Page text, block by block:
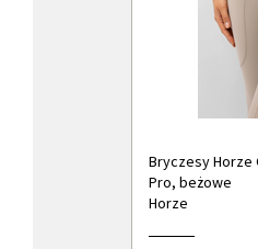
Bryczesy Horze
Pro, beżowe
Horze